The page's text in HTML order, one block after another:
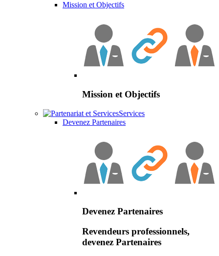
Mission et Objectifs
Mission et Objectifs
Services
Devenez Partenaires
Devenez Partenaires
Revendeurs professionnels,
devenez Partenaires